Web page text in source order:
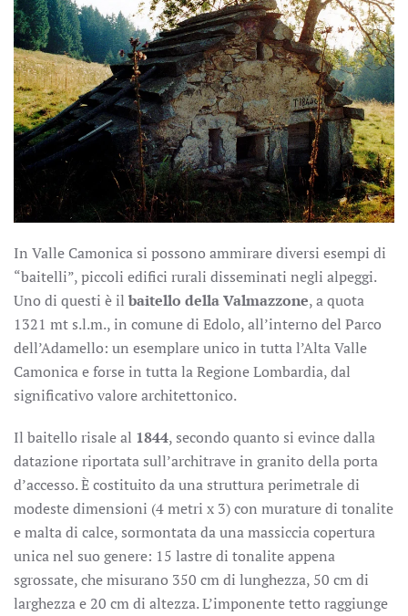
In Valle Camonica si possono ammirare diversi esempi di
“baitelli”, piccoli edifici rurali disseminati negli alpeggi.
Uno di questi è il baitello della Valmazzone, a quota
1321 mt s.l.m., in comune di Edolo, all’interno del Parco
dell’Adamello: un esemplare unico in tutta l’Alta Valle
Camonica e forse in tutta la Regione Lombardia, dal
significativo valore architettonico.
Il baitello risale al 1844, secondo quanto si evince dalla
datazione riportata sull’architrave in granito della porta
d’accesso. È costituito da una struttura perimetrale di
modeste dimensioni (4 metri x 3) con murature di tonalite
e malta di calce, sormontata da una massiccia copertura
unica nel suo genere: 15 lastre di tonalite appena
sgrossate, che misurano 350 cm di lunghezza, 50 cm di
larghezza e 20 cm di altezza. L’imponente tetto raggiunge